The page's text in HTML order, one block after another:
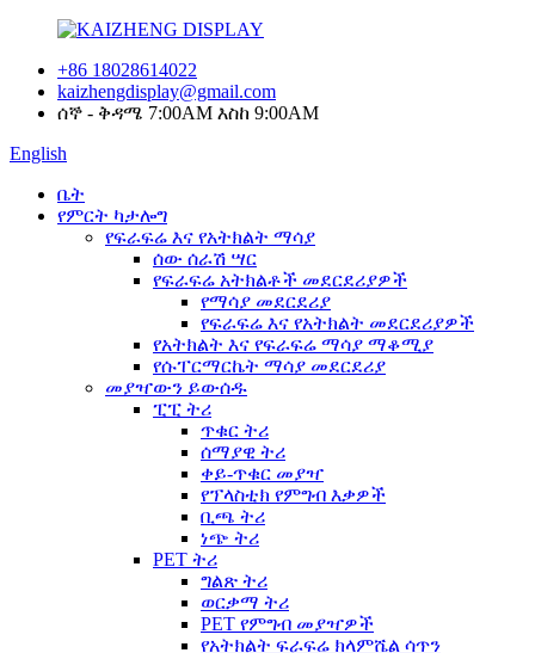
+86 18028614022
kaizhengdisplay@gmail.com
ሰኞ - ቅዳሜ 7:00AM እስከ 9:00AM
English
ቤት
የምርት ካታሎግ
የፍራፍሬ እና የአትክልት ማሳያ
ሰው ሰራሽ ሣር
የፍራፍሬ አትክልቶች መደርደሪያዎች
የማሳያ መደርደሪያ
የፍራፍሬ እና የአትክልት መደርደሪያዎች
የአትክልት እና የፍራፍሬ ማሳያ ማቆሚያ
የሱፐርማርኬት ማሳያ መደርደሪያ
መያዣውን ይውሰዱ
ፒፒ ትሪ
ጥቁር ትሪ
ሰማያዊ ትሪ
ቀይ-ጥቁር መያዣ
የፕላስቲክ የምግብ እቃዎች
ቢጫ ትሪ
ነጭ ትሪ
PET ትሪ
ግልጽ ትሪ
ወርቃማ ትሪ
PET የምግብ መያዣዎች
የአትክልት ፍራፍሬ ክላምሼል ሳጥን